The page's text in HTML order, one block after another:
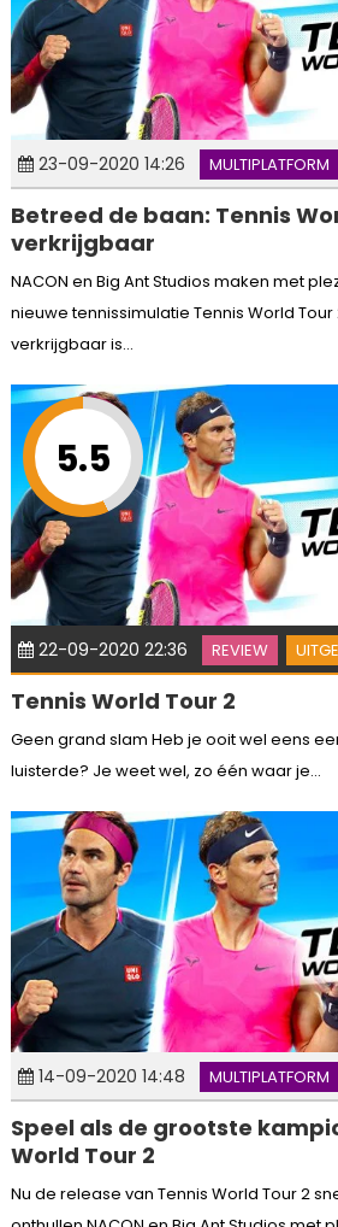
23-09-2020 14:26 MULTIPLATFORM
Betreed de baan: Tennis
verkrijgbaar
NACON en Big Ant Studios maken met
nieuwe tennissimulatie Tennis World
verkrijgbaar is...
5.5
22-09-2020 22:36 REVIEW
Tennis World Tour 2
Geen grand slam Heb je ooit wel eens
luisterde? Je weet wel, zo één waar je...
14-09-2020 14:48 MULTIPLATFORM
Speel als de grootste
World Tour 2
Nu de release van Tennis World Tour 2